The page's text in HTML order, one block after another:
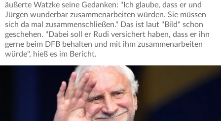
äußerte Watzke seine Gedanken: "Ich glaube, dass er und
Jürgen wunderbar zusammenarbeiten würden. Sie müssen
sich da mal zusammenschließen." Das ist laut "Bild" schon
geschehen. "Dabei soll er Rudi versichert haben, dass er ihn
gerne beim DFB behalten und mit ihm zusammenarbeiten
würde", hieß es im Bericht.